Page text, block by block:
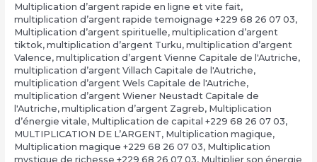
Multiplication d’argent rapide en ligne et vite fait,
multiplication d’argent rapide temoignage +229 68 26 07 03,
Multiplication d’argent spirituelle, multiplication d’argent
tiktok, multiplication d’argent Turku, multiplication d’argent
Valence, multiplication d’argent Vienne Capitale de l'Autriche,
multiplication d’argent Villach Capitale de l'Autriche,
multiplication d’argent Wels Capitale de l'Autriche,
multiplication d’argent Wiener Neustadt Capitale de
l'Autriche, multiplication d’argent Zagreb, Multiplication
d’énergie vitale, Multiplication de capital +229 68 26 07 03,
MULTIPLICATION DE L’ARGENT, Multiplication magique,
Multiplication magique +229 68 26 07 03, Multiplication
mystique de richesse +229 68 26 07 03, Multiplier son énergie